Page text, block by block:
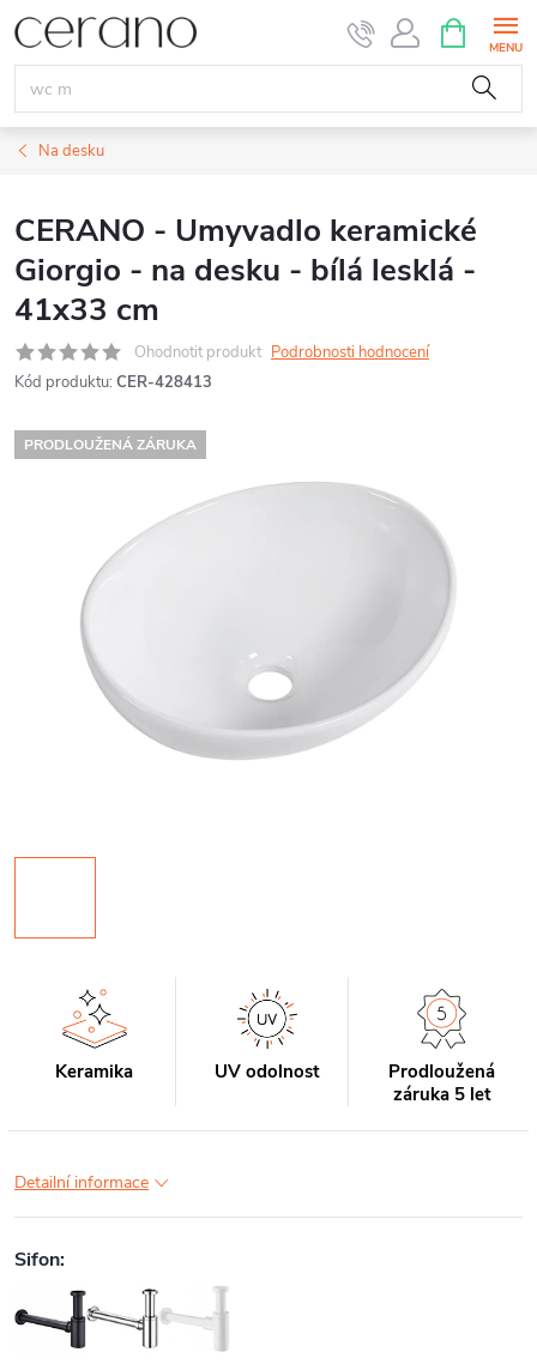
Přejít
na
obsah
NÁKUPNÍ
KOŠÍK
Na desku
CERANO - Umyvadlo keramické
Giorgio - na desku - bílá lesklá -
41x33 cm
Ohodnotit produkt Podrobnosti hodnocení
Kód produktu: CER-428413
PRODLOUŽENÁ ZÁRUKA
Keramika UV odolnost
Prodloužená
záruka 5 let
Detailní informace